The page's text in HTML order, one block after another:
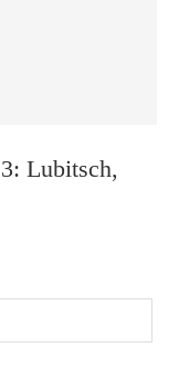
Lubitsch,